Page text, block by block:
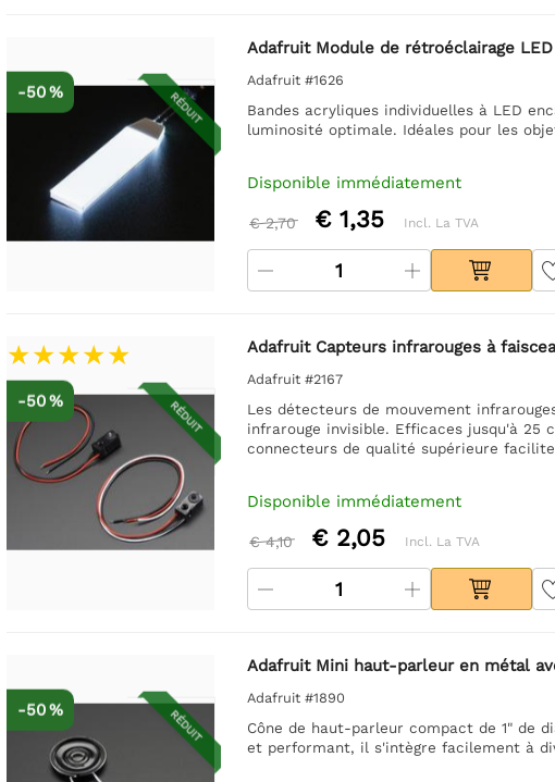
RÉDUIT
-50 %
Adafruit Module de rétroéclairage
Adafruit #1626
Bandes acryliques individuelles à LED
luminosité optimale. Idéales pour les
Disponible immédiatement
€ 2,70 € 1,35 Incl. La TVA
RÉDUIT
-50 %
Adafruit Capteurs infrarouges à
Adafruit #2167
Les détecteurs de mouvement
infrarouge invisible. Efficaces jusqu'à 25
connecteurs de qualité supérieure
Disponible immédiatement
€ 4,10 € 2,05 Incl. La TVA
RÉDUIT
-50 %
Adafruit Mini haut-parleur en métal
Adafruit #1890
Cône de haut-parleur compact de 1" de
et performant, il s'intègre facilement à